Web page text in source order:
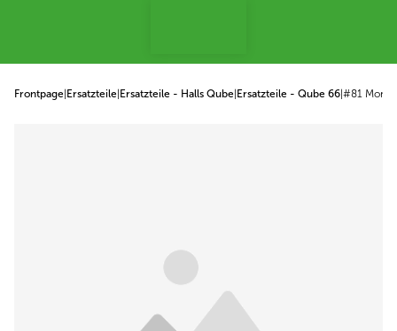
Frontpage Ersatzteile Ersatzteile - Halls Qube Ersatzteile - Qube 66 #81